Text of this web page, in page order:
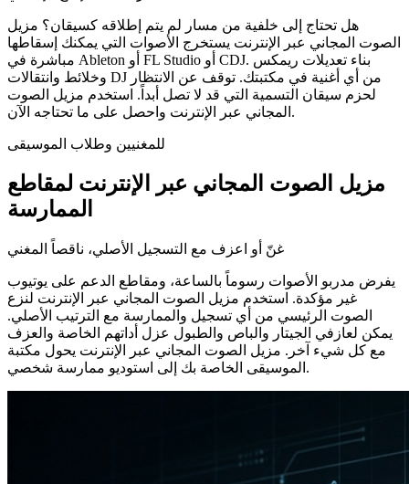
هل تحتاج إلى خلفية من مسار لم يتم إطلاقه كسيقان؟ مزيل
الصوت المجاني عبر الإنترنت يستخرج الأصوات التي يمكنك إسقاطها
مباشرة في Ableton أو FL Studio أو CDJ. بناء تعديلات ريمكس
وخلائط وانتقالات DJ من أي أغنية في مكتبتك. توقف عن الانتظار
لحزم سيقان التسمية التي قد لا تصل أبداً. استخدم مزيل الصوت
المجاني عبر الإنترنت واحصل على ما تحتاجه الآن.
للمغنيين وطلاب الموسيقى
مزيل الصوت المجاني عبر الإنترنت لمقاطع
الممارسة
غنّ أو اعزف مع التسجيل الأصلي، ناقصاً المغني
يفرض مدربو الأصوات رسوماً بالساعة، ومقاطع الدعم على يوتيوب
غير مؤكدة. استخدم مزيل الصوت المجاني عبر الإنترنت لنزع
الصوت الرئيسي من أي تسجيل والممارسة مع الترتيب الأصلي.
يمكن لعازفي الجيتار والباص والطبول عزل أداتهم الخاصة والعزف
مع كل شيء آخر. مزيل الصوت المجاني عبر الإنترنت يحول مكتبة
الموسيقى الخاصة بك إلى استوديو ممارسة شخصي.